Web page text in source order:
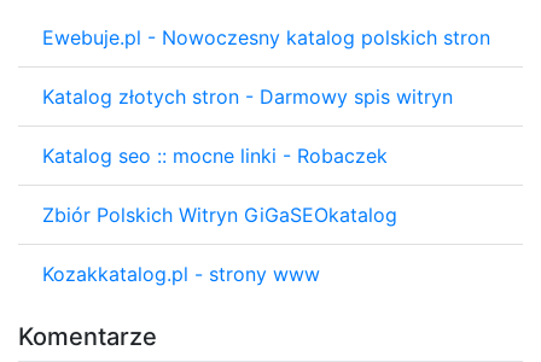
Ewebuje.pl - Nowoczesny katalog polskich stron
Katalog złotych stron - Darmowy spis witryn
Katalog seo :: mocne linki - Robaczek
Zbiór Polskich Witryn GiGaSEOkatalog
Kozakkatalog.pl - strony www
Komentarze